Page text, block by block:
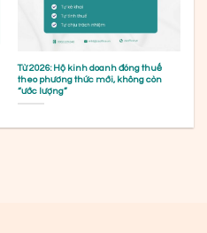
Từ 2026: Hộ kinh doanh đóng thuế
theo phương thức mới, không còn
“ước lượng”